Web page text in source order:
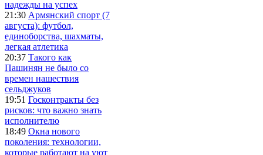
надежды на успех
21:30 Армянский спорт (7
августа): футбол,
единоборства, шахматы,
легкая атлетика
20:37 Такого как
Пашинян не было со
времен нашествия
сельджуков
19:51 Госконтракты без
рисков: что важно знать
исполнителю
18:49 Окна нового
поколения: технологии,
которые работают на уют